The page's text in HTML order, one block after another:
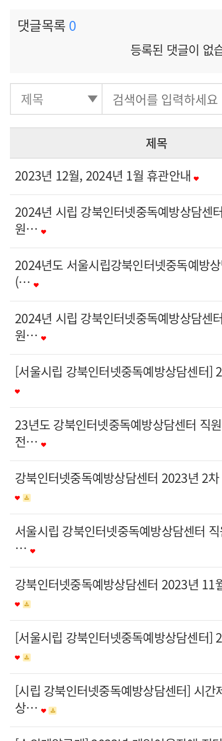
댓글목록 0
등록된 댓글이 없
제목
2023년 12월, 2024년 1월 휴관안내
2024년 시립 강북인터넷중독예방상담센
원…
2024년도 서울시립강북인터넷중독예방
(…
2024년 시립 강북인터넷중독예방상담센
원…
[서울시립 강북인터넷중독예방상담센터
23년도 강북인터넷중독예방상담센터 직
전…
강북인터넷중독예방상담센터 2023년 2
서울시립 강북인터넷중독예방상담센터
…
강북인터넷중독예방상담센터 2023년
[서울시립 강북인터넷중독예방상담센터
[시립 강북인터넷중독예방상담센터] 시간
상…